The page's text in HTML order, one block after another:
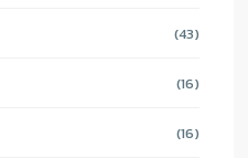
(43)
(16)
(16)